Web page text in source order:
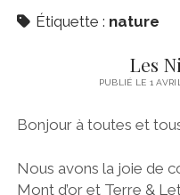
CINÉ
Étiquette : nature
Les
PUBLIÉ LE 1
Bonjour à toutes et
Nous avons la joie de
Mont d’or et Terre &